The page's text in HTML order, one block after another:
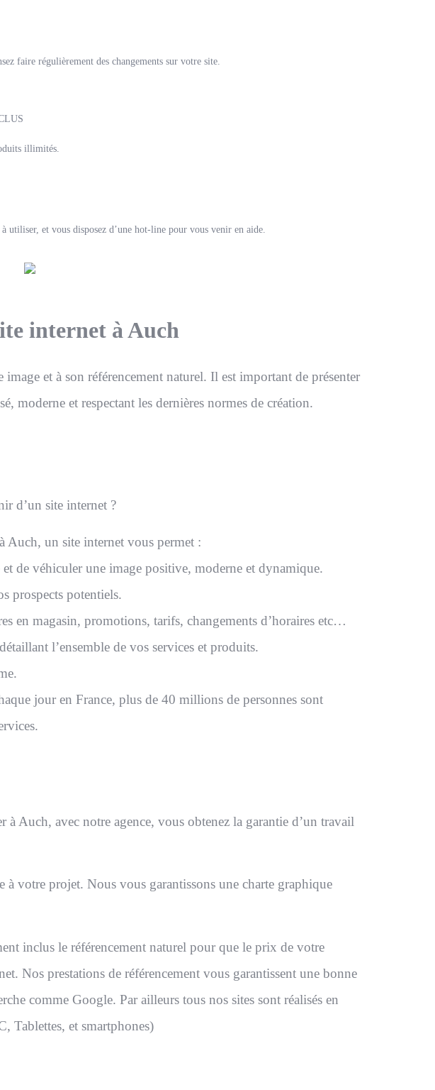
faire régulièrement des changements sur votre site.
illimités.
utiliser, et vous disposez d’une hot-line pour vous venir en aide.
internet à Auch
et à son référencement naturel. Il est important de présenter
moderne et respectant les dernières normes de création.
d’un site internet ?
Auch, un site internet vous permet :
de véhiculer une image positive, moderne et dynamique.
prospects potentiels.
en magasin, promotions, tarifs, changements d’horaires etc…
l’ensemble de vos services et produits.
jour en France, plus de 40 millions de personnes sont
à Auch, avec notre agence, vous obtenez la garantie d’un travail
votre projet. Nous vous garantissons une charte graphique
inclus le référencement naturel pour que le prix de votre
Nos prestations de référencement vous garantissent une bonne
comme Google. Par ailleurs tous nos sites sont réalisés en
Tablettes, et smartphones)